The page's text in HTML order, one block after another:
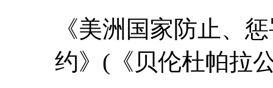
《美洲国家防止、
约》(《贝伦杜帕拉